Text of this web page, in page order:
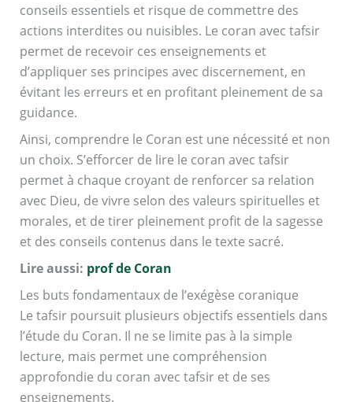
conseils essentiels et risque de commettre des
actions interdites ou nuisibles. Le coran avec tafsir
permet de recevoir ces enseignements et
d’appliquer ses principes avec discernement, en
évitant les erreurs et en profitant pleinement de sa
guidance.
Ainsi, comprendre le Coran est une nécessité et non
un choix. S’efforcer de lire le coran avec tafsir
permet à chaque croyant de renforcer sa relation
avec Dieu, de vivre selon des valeurs spirituelles et
morales, et de tirer pleinement profit de la sagesse
et des conseils contenus dans le texte sacré.
Lire aussi: prof de Coran
Les buts fondamentaux de l’exégèse coranique
Le tafsir poursuit plusieurs objectifs essentiels dans
l’étude du Coran. Il ne se limite pas à la simple
lecture, mais permet une compréhension
approfondie du coran avec tafsir et de ses
enseignements.